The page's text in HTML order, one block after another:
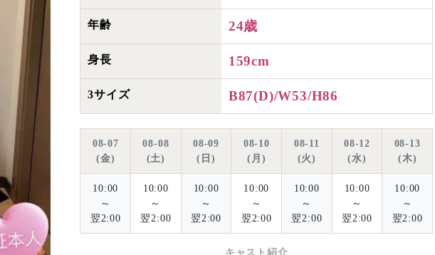
年齢 24歳
身長 159cm
3サイズ B87(D)/W53/H86
08-07
金
10:00
～
翌2:00
08-08
土
10:00
～
翌2:00
08-09
日
10:00
～
翌2:00
08-10
月
10:00
～
翌2:00
08-11
火
10:00
～
翌2:00
08-12
水
10:00
～
翌2:00
08-13
木
10:00
～
翌2:00
キャスト紹介
みか
20歳